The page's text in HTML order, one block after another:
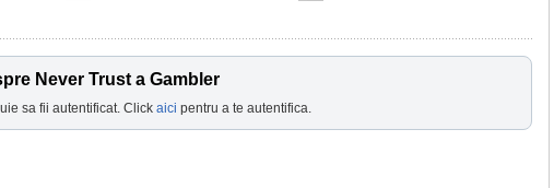
Never Trust a Gambler
sa fii autentificat. Click aici pentru a te autentifica.